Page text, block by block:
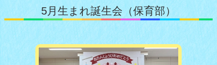
5月生まれ誕生会（保育部）